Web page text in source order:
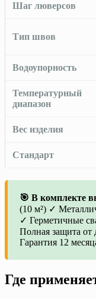
Шаг люверсов
Тип швов
Водоупорность
Температурный
диапазон
Вес изделия
Стандарт
🎯 В комплекте
(10 м²) ✓
✓ Герметичные
Полная защита
Гарантия 12
Где